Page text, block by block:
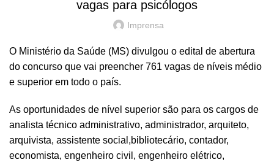
vagas para psicólogos
Imprensa
O Ministério da Saúde (MS) divulgou o edital de abertura
do concurso que vai preencher 761 vagas de níveis médio
e superior em todo o país.
As oportunidades de nível superior são para os cargos de
analista técnico administrativo, administrador, arquiteto,
arquivista, assistente social,bibliotecário, contador,
economista, engenheiro civil, engenheiro elétrico,